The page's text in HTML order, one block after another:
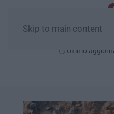
Skip to main content
Ultimo